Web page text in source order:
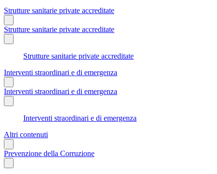
Strutture sanitarie private accreditate
Strutture sanitarie private accreditate
Strutture sanitarie private accreditate
Interventi straordinari e di emergenza
Interventi straordinari e di emergenza
Interventi straordinari e di emergenza
Altri contenuti
Prevenzione della Corruzione